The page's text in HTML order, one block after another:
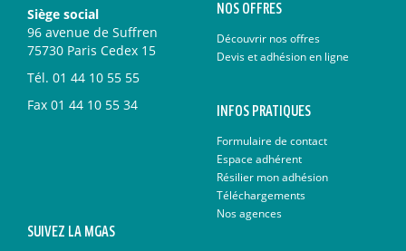
Siège social
96 avenue de Suffren
75730 Paris Cedex 15
Tél. 01 44 10 55 55
Fax 01 44 10 55 34
NOS OFFRES
Découvrir nos offres
Devis et adhésion en ligne
INFOS PRATIQUES
Formulaire de contact
Espace adhérent
Résilier mon adhésion
Téléchargements
Nos agences
SUIVEZ LA MGAS